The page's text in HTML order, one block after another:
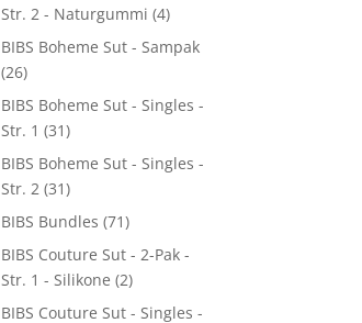
Str. 2 - Naturgummi (4)
BIBS Boheme Sut - Sampak
(26)
BIBS Boheme Sut - Singles -
Str. 1 (31)
BIBS Boheme Sut - Singles -
Str. 2 (31)
BIBS Bundles (71)
BIBS Couture Sut - 2-Pak -
Str. 1 - Silikone (2)
BIBS Couture Sut - Singles -